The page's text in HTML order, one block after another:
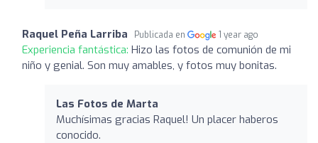
Raquel Peña Larriba Publicada en 1 year ago
Experiencia fantástica: Hizo las fotos de comunión de mi
niño y genial. Son muy amables, y fotos muy bonitas.
Las Fotos de Marta
Muchísimas gracias Raquel! Un placer haberos
conocido.